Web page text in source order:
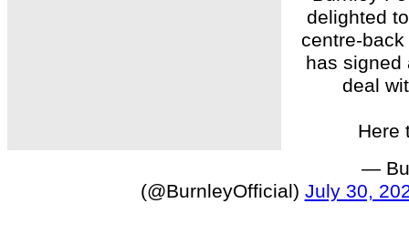
delighted
centre-
has signed
deal
Here
—
(@BurnleyOfficial) July 30,